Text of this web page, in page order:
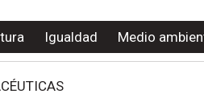
Igualdad Medio